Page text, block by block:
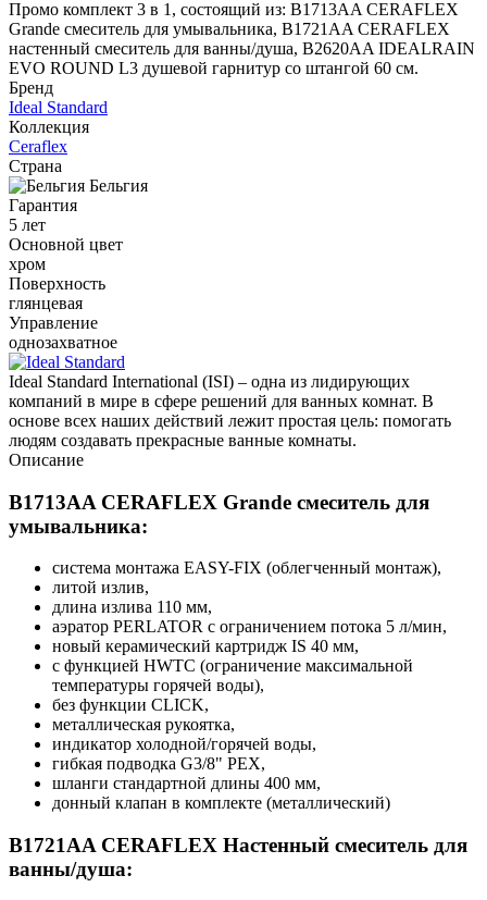
Промо комплект 3 в 1, состоящий из: B1713AA CERAFLEX
Grande cмеситель для умывальника, B1721AA CERAFLEX
настенный смеситель для ванны/душа, B2620AA IDEALRAIN
EVO ROUND L3 душевой гарнитур со штангой 60 см.
Бренд
Ideal Standard
Коллекция
Ceraflex
Страна
Бельгия
Гарантия
5 лет
Основной цвет
хром
Поверхность
глянцевая
Управление
однозахватное
Ideal Standard International (ISI) – одна из лидирующих
компаний в мире в сфере решений для ванных комнат. В
основе всех наших действий лежит простая цель: помогать
людям создавать прекрасные ванные комнаты.
Описание
B1713AA CERAFLEX Grande cмеситель для
умывальника:
система монтажа EASY-FIX (облегченный монтаж),
литой излив,
длина излива 110 мм,
аэратор PERLATOR с ограничением потока 5 л/мин,
новый керамический картридж IS 40 мм,
с функцией HWTC (ограничение максимальной
температуры горячей воды),
без функции CLICK,
металлическая рукоятка,
индикатор холодной/горячей воды,
гибкая подводка G3/8" PEX,
шланги стандартной длины 400 мм,
донный клапан в комплекте (металлический)
B1721AA CERAFLEX Настенный смеситель для
ванны/душа: